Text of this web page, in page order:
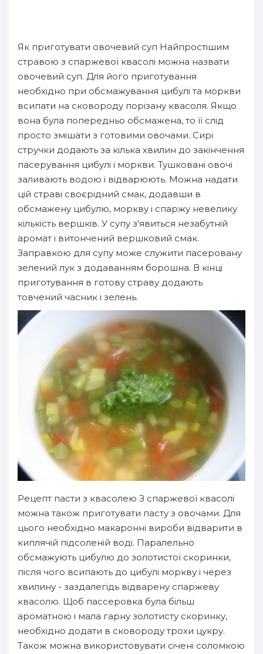
Як приготувати овочевий суп Найпростішим
стравою з спаржевої квасолі можна назвати
овочевий суп. Для його приготування
необхідно при обсмажування цибулі та моркви
всипати на сковороду порізану квасоля. Якщо
вона була попередньо обсмажена, то її слід
просто змішати з готовими овочами. Сирі
стручки додають за кілька хвилин до закінчення
пасерування цибулі і моркви. Тушковані овочі
заливають водою і відварюють. Можна надати
цій страві своєрідний смак, додавши в
обсмажену цибулю, моркву і спаржу невелику
кількість вершків. У супу з'явиться незабутній
аромат і витончений вершковий смак.
Заправкою для супу може служити пасеровану
зелений лук з додаванням борошна. В кінці
приготування в готову страву додають
товчений часник і зелень.
Рецепт пасти з квасолею З спаржевої квасолі
можна також приготувати пасту з овочами. Для
цього необхідно макаронні вироби відварити в
киплячій підсоленій воді. Паралельно
обсмажують цибулю до золотистої скоринки,
після чого всипають до цибулі моркву і через
хвилину - заздалегідь відварену спаржеву
квасолю. Щоб пассеровка була більш
ароматною і мала гарну золотисту скоринку,
необхідно додати в сковороду трохи цукру.
Також можна використовувати січені соломкою